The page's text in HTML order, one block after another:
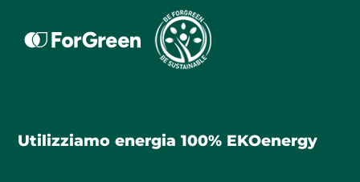
Utilizziamo energia 100% EKOenergy